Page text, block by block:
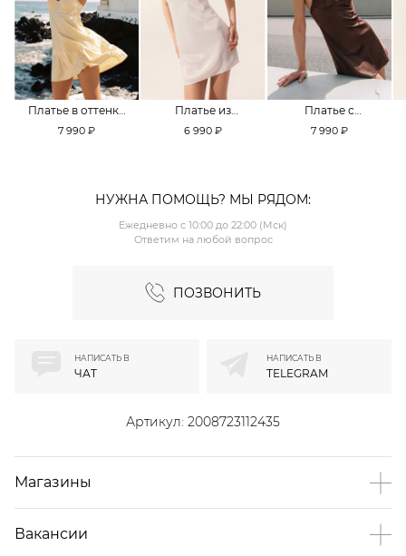
Платье в оттенке
Pale Banana
7 990 ₽
Платье из
смесовой вискозы
6 990 ₽
Платье с
кружевной
7 990 ₽
НУЖНА ПОМОЩЬ? МЫ РЯДОМ:
ПОЗВОНИТЬ
Ежедневно с 10:00 до 22:00 (Мск)
Ответим на любой вопрос
Артикул: 2008723112435
НАПИСАТЬ В
ЧАТ
НАПИСАТЬ В
TELEGRAM
Магазины
Вакансии